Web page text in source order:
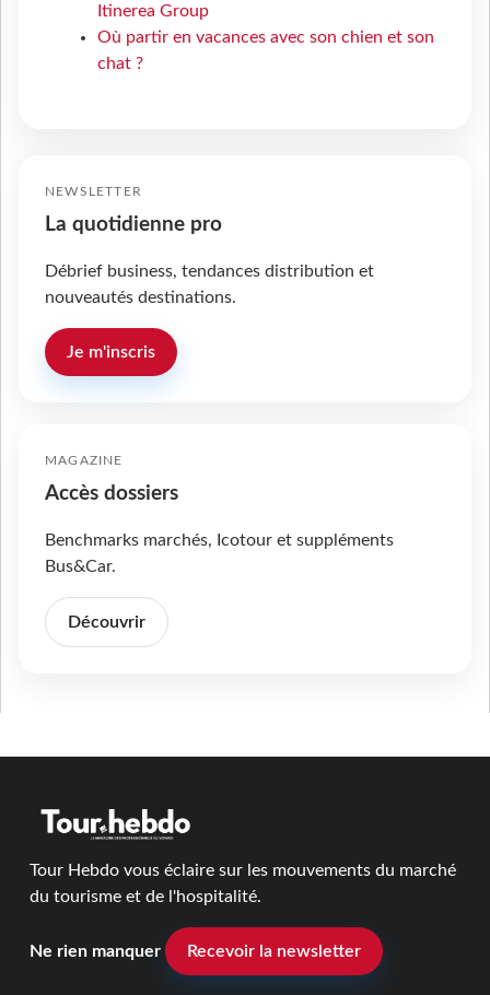
Itinerea Group
Où partir en vacances avec son chien et son
chat ?
NEWSLETTER
La quotidienne pro
Débrief business, tendances distribution et
nouveautés destinations.
Je m'inscris
MAGAZINE
Accès dossiers
Benchmarks marchés, Icotour et suppléments
Bus&Car.
Découvrir
Tour Hebdo vous éclaire sur les mouvements du marché
du tourisme et de l'hospitalité.
Ne rien manquer Recevoir la newsletter